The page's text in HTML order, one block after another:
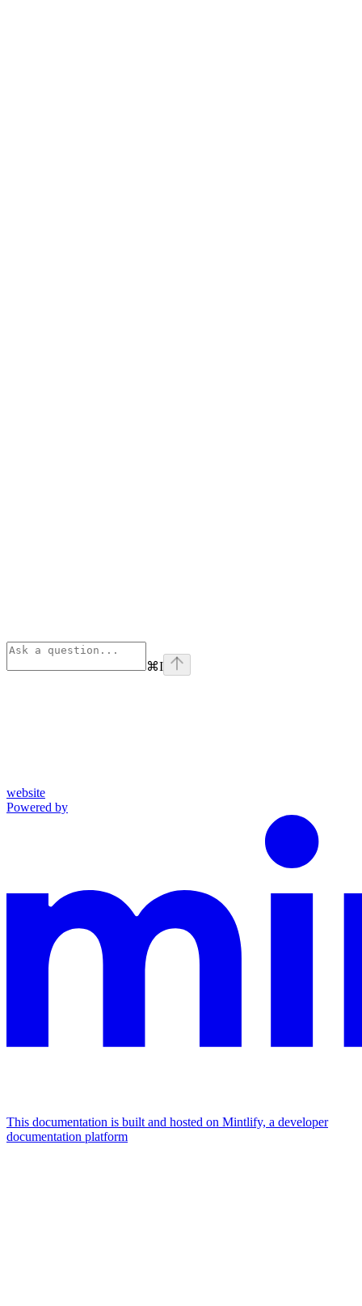
⌘I
website
Powered by
This documentation is built and hosted on Mintlify, a developer
documentation platform